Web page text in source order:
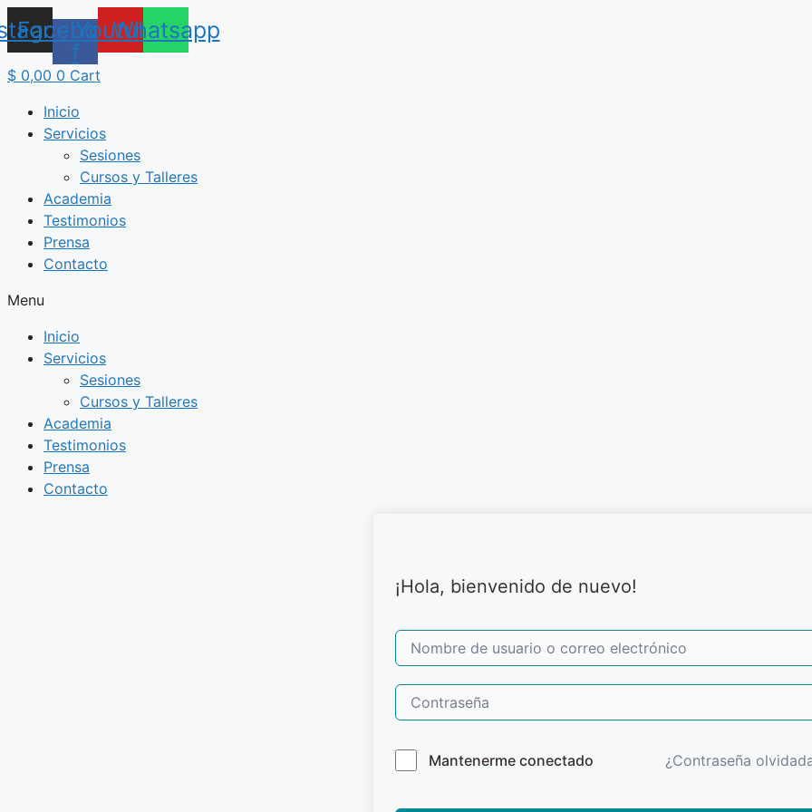
Saltar
al
contenido
Facebook-
f
Youtube
Whatsapp
$ 0,00 0 Cart
Inicio
Servicios
Sesiones
Cursos y Talleres
Academia
Testimonios
Prensa
Contacto
Menu
Inicio
Servicios
Sesiones
Cursos y Talleres
Academia
Testimonios
Prensa
Contacto
¡Hola, bienvenido de nuevo!
Mantenerme conectado ¿Contraseña